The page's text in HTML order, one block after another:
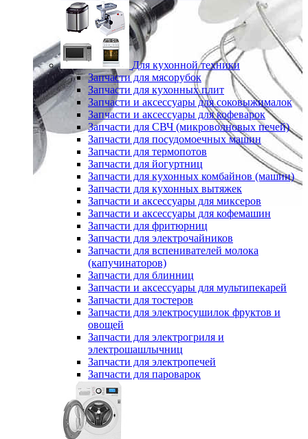
Для кухонной техники
Запчасти для мясорубок
Запчасти для кухонных плит
Запчасти и аксессуары для соковыжималок
Запчасти и аксессуары для кофеварок
Запчасти для СВЧ (микроволновых печей)
Запчасти для посудомоечных машин
Запчасти для термопотов
Запчасти для йогуртниц
Запчасти для кухонных комбайнов (машин)
Запчасти для кухонных вытяжек
Запчасти и аксессуары для миксеров
Запчасти и аксессуары для кофемашин
Запчасти для фритюрниц
Запчасти для электрочайников
Запчасти для вспенивателей молока
(капучинаторов)
Запчасти для блинниц
Запчасти и аксессуары для мультипекарей
Запчасти для тостеров
Запчасти для электросушилок фруктов и
овощей
Запчасти для электрогриля и
электрошашлычниц
Запчасти для электропечей
Запчасти для пароварок